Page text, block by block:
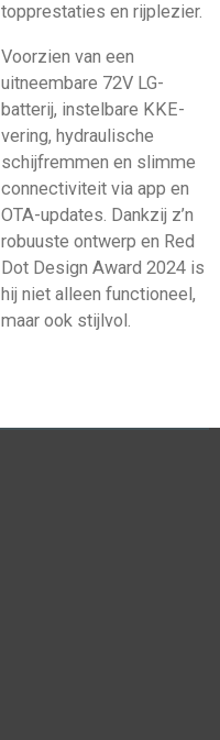
topprestaties en rijplezier.
Voorzien van een
uitneembare 72V LG-
batterij, instelbare KKE-
vering, hydraulische
schijfremmen en slimme
connectiviteit via app en
OTA-updates. Dankzij z’n
robuuste ontwerp en Red
Dot Design Award 2024 is
hij niet alleen functioneel,
maar ook stijlvol.